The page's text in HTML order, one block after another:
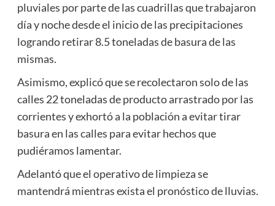
pluviales por parte de las cuadrillas que trabajaron
día y noche desde el inicio de las precipitaciones
logrando retirar 8.5 toneladas de basura de las
mismas.
Asimismo, explicó que se recolectaron solo de las
calles 22 toneladas de producto arrastrado por las
corrientes y exhortó a la población a evitar tirar
basura en las calles para evitar hechos que
pudiéramos lamentar.
Adelantó que el operativo de limpieza se
mantendrá mientras exista el pronóstico de lluvias.